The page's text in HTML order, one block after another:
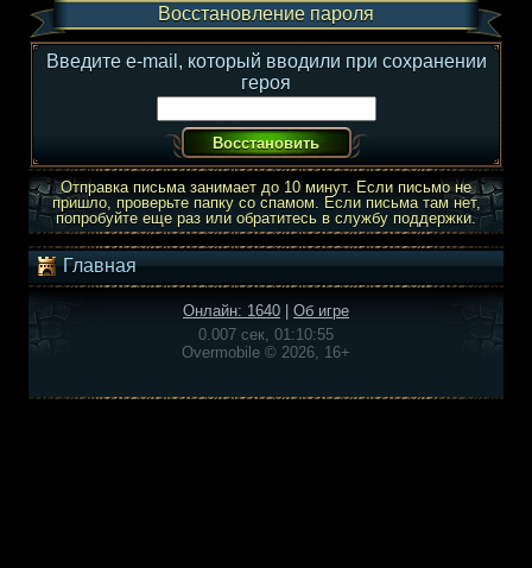
Восстановление пароля
Введите e-mail, который вводили при сохранении
героя
Отправка письма занимает до 10 минут. Если письмо не
пришло, проверьте папку со спамом. Если письма там нет,
попробуйте еще раз или обратитесь в службу поддержки.
Главная
Онлайн: 1640
Об игре
0.007 сек, 01:10:55
Overmobile © 2026, 16+